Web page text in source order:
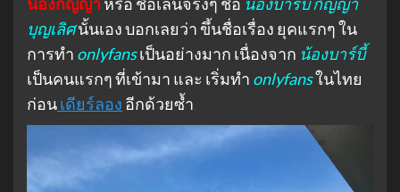
บุญเลิศนั้นเอง บอกเลยว่า ขึ้นชื่อเรื่อง ยุคแรกๆ ใน
การทำ onlyfansเป็นอย่างมาก เนื่องจาก น้องบาร์บี้
เป็นคนแรกๆ ที่เข้ามา และ เริ่มทำ onlyfansในไทย
ก่อนเดียร์ลอง อีกด้วยซ้ำ